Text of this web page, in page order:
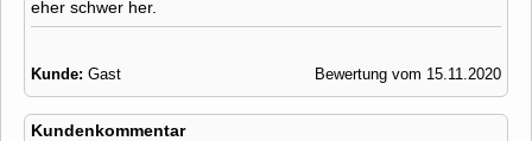
eher schwer her.
Kunde: Gast Bewertung vom 15.11.2020
Kundenkommentar